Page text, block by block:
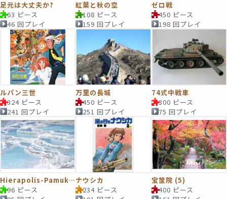
足元は大丈夫か?
63 ピース
46 回プレイ
紅葉と秋の空
108 ピース
159 回プレイ
ゼロ戦
450 ピース
198 回プレイ
ルパン三世
324 ピース
241 回プレイ
万里の長城
450 ピース
251 回プレイ
74式中戦車
300 ピース
75 回プレイ
Hierapolis-Pamukkale
96 ピース
ナウシカ
234 ピース
宝筐院 (5)
400 ピース